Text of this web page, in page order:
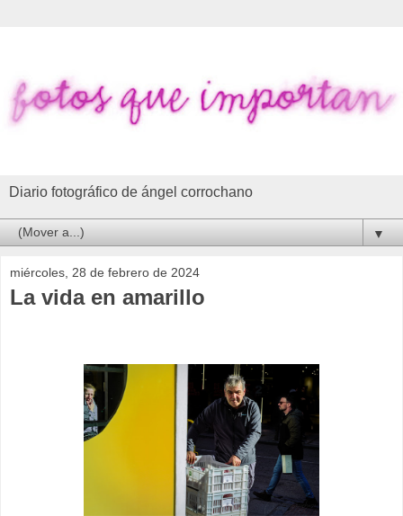
Diario fotográfico de ángel corrochano
▼
miércoles, 28 de febrero de 2024
La vida en amarillo